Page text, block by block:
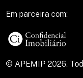
Em parceira com:
© APEMIP 2026.